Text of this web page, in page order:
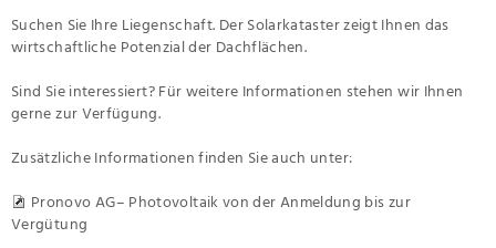
Suchen Sie Ihre Liegenschaft. Der Solarkataster zeigt Ihnen das
wirtschaftliche Potenzial der Dachflächen.
Sind Sie interessiert? Für weitere Informationen stehen wir Ihnen
gerne zur Verfügung.
Zusätzliche Informationen finden Sie auch unter:
Pronovo AG– Photovoltaik von der Anmeldung bis zur
Vergütung